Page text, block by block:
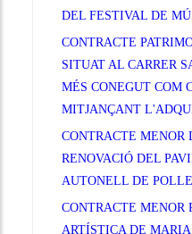
DEL FESTIVAL DE
CONTRACTE
SITUAT AL CARRER
MÉS CONEGUT COM
MITJANÇANT
CONTRACTE MENOR
RENOVACIÓ DEL
AUTONELL DE
CONTRACTE MENOR
ARTÍSTICA DE